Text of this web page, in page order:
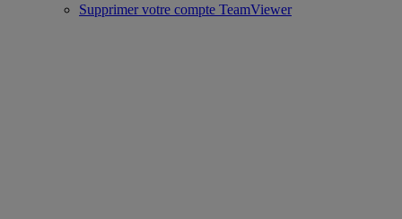
Supprimer votre compte TeamViewer